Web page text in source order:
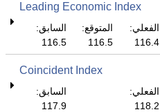
Leading Economic Index
الفعلي:
116.4
المتوقع:
116.5
السابق:
116.5
Coincident Index
الفعلي:
118.2
السابق:
117.9